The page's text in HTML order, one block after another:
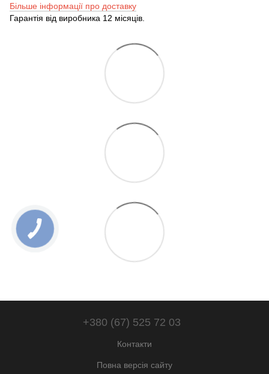
Більше інформації про доставку
Гарантія від виробника 12 місяців.
+380 (67) 525 72 03
Контакти
Повна версія сайту